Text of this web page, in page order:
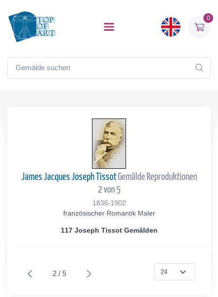
0
James Jacques Joseph TissotGemälde Reproduktionen
2 von 5
1836-1902
französischer Romantik Maler
117 Joseph Tissot Gemälden
2 / 5